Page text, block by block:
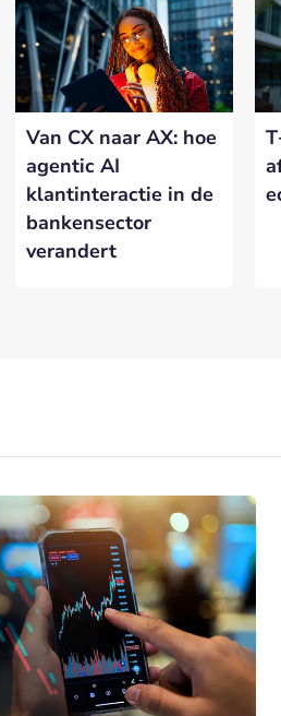
Van CX naar AX: hoe
agentic AI
klantinteractie in de
bankensector
verandert